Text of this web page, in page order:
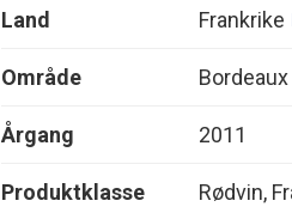
Land Frankrike
Område Bordeaux
Årgang 2011
Produktklasse Rødvin,